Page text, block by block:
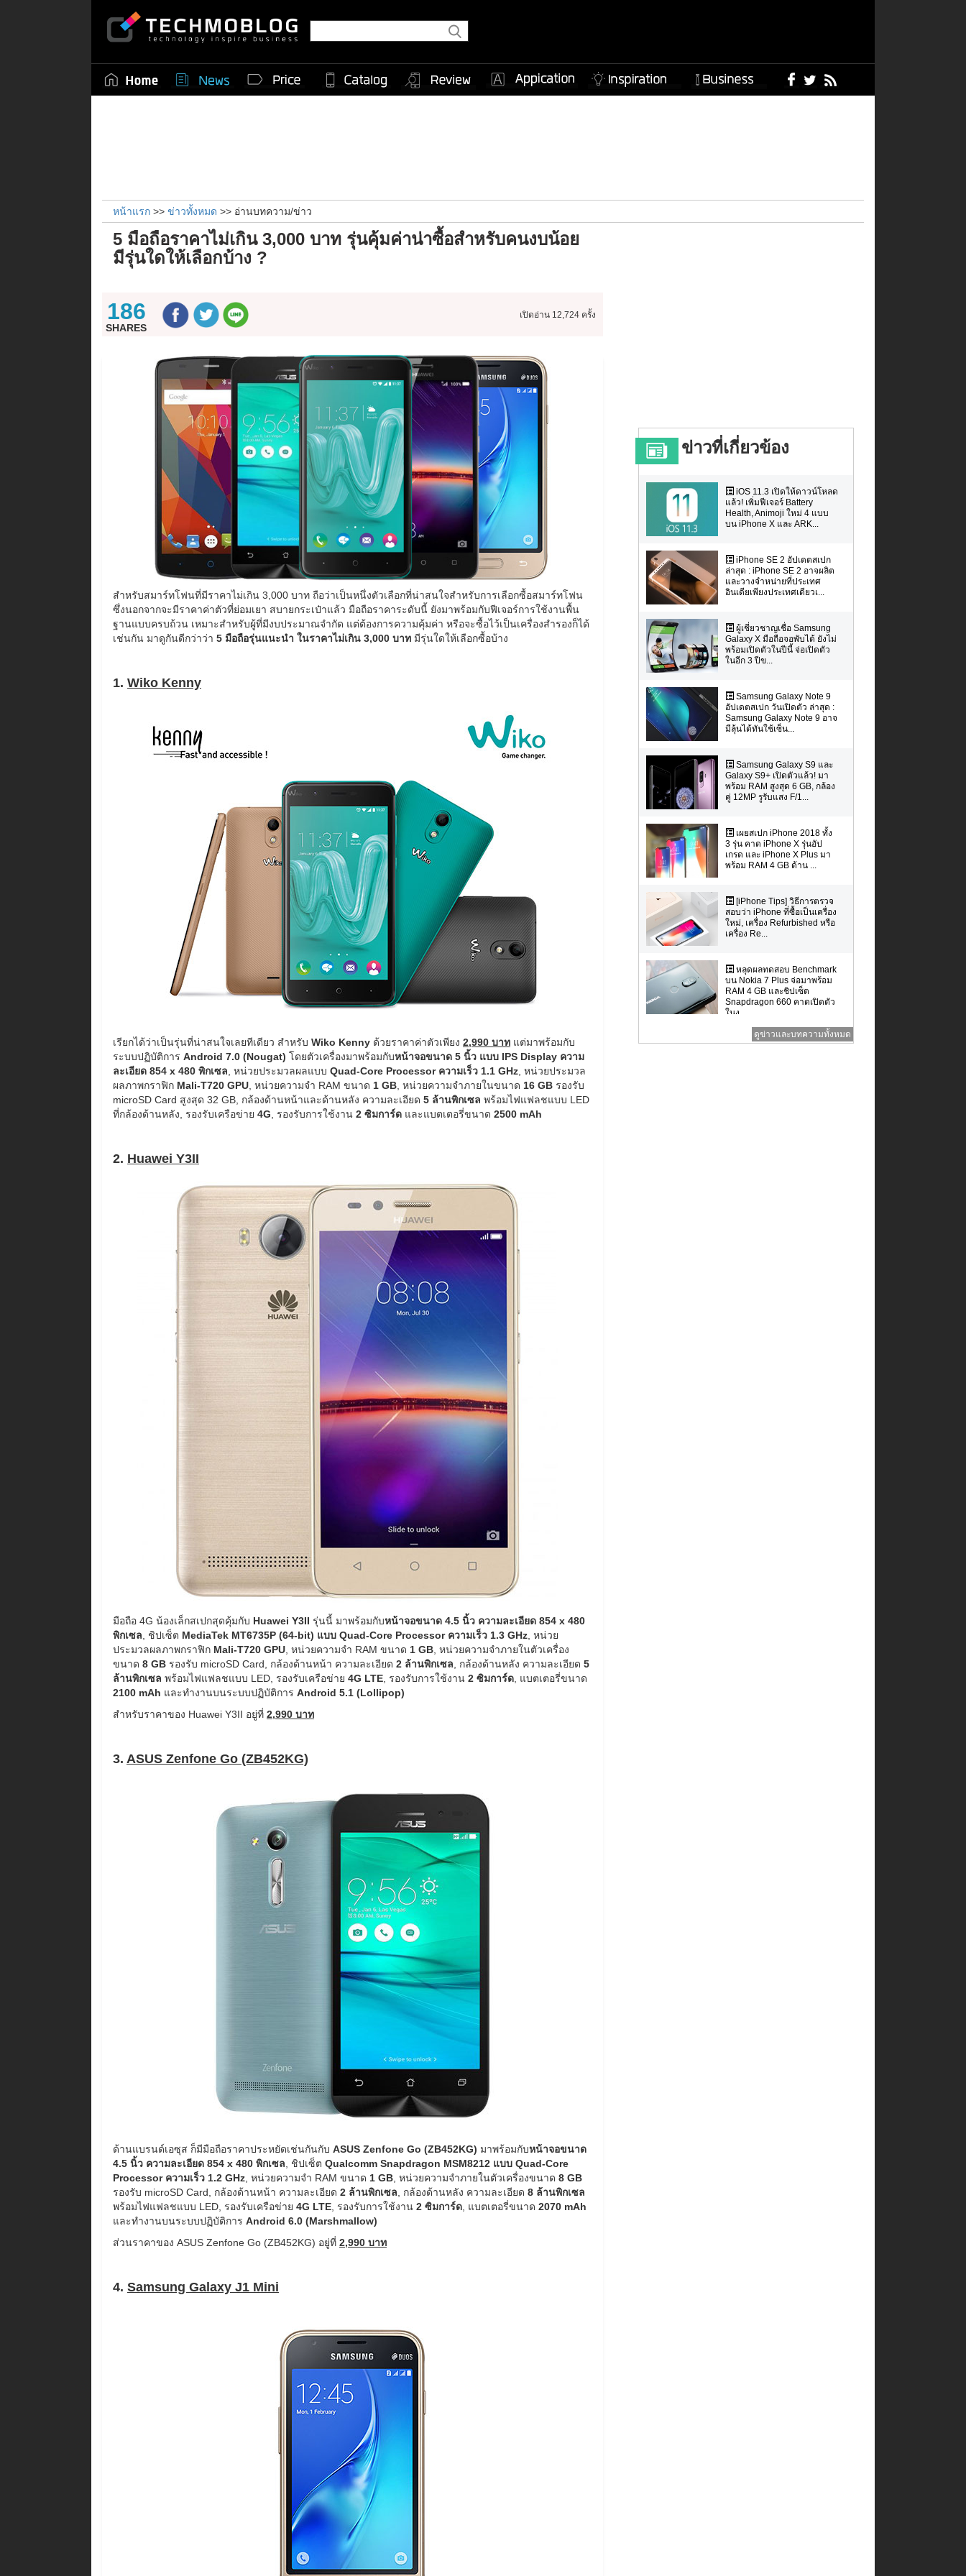
หน้าแรก >> ข่าวทั้งหมด >> อ่านบทความ/ข่าว
5 มือถือราคาไม่เกิน 3,000 บาท รุ่นคุ้มค่าน่าซื้อสำหรับคนงบน้อย
มีรุ่นใดให้เลือกบ้าง ?
186
SHARES
เปิดอ่าน 12,724 ครั้ง
สำหรับสมาร์ทโฟนที่มีราคาไม่เกิน 3,000 บาท ถือว่าเป็นหนึ่งตัวเลือกที่น่าสนใจสำหรับการเลือกซื้อสมาร์ทโฟน
ซึ่งนอกจากจะมีราคาค่าตัวที่ย่อมเยา สบายกระเป๋าแล้ว มือถือราคาระดับนี้ ยังมาพร้อมกับฟีเจอร์การใช้งานพื้น
ฐานแบบครบถ้วน เหมาะสำหรับผู้ที่มีงบประมาณจำกัด แต่ต้องการความคุ้มค่า หรือจะซื้อไว้เป็นเครื่องสำรองก็ได้
เช่นกัน มาดูกันดีกว่าว่า 5 มือถือรุ่นแนะนำ ในราคาไม่เกิน 3,000 บาท มีรุ่นใดให้เลือกซื้อบ้าง
1. Wiko Kenny
เรียกได้ว่าเป็นรุ่นที่น่าสนใจเลยทีเดียว สำหรับ Wiko Kenny ด้วยราคาค่าตัวเพียง 2,990 บาท แต่มาพร้อมกับ
ระบบปฏิบัติการ Android 7.0 (Nougat) โดยตัวเครื่องมาพร้อมกับหน้าจอขนาด 5 นิ้ว แบบ IPS Display ความ
ละเอียด 854 x 480 พิกเซล , หน่วยประมวลผลแบบ Quad-Core Processor ความเร็ว 1.1 GHz , หน่วยประมวล
ผลภาพกราฟิก Mali-T720 GPU , หน่วยความจำ RAM ขนาด 1 GB , หน่วยความจำภายในขนาด 16 GB รองรับ
microSD Card สูงสุด 32 GB, กล้องด้านหน้าและด้านหลัง ความละเอียด 5 ล้านพิกเซล พร้อมไฟแฟลชแบบ LED
ที่กล้องด้านหลัง, รองรับเครือข่าย 4G , รองรับการใช้งาน 2 ซิมการ์ด และแบตเตอรี่ขนาด 2500 mAh
2. Huawei Y3II
มือถือ 4G น้องเล็กสเปกสุดคุ้มกับ Huawei Y3II รุ่นนี้ มาพร้อมกับหน้าจอขนาด 4.5 นิ้ว ความละเอียด 854 x 480
พิกเซล , ชิปเซ็ต MediaTek MT6735P (64-bit) แบบ Quad-Core Processor ความเร็ว 1.3 GHz , หน่วย
ประมวลผลภาพกราฟิก Mali-T720 GPU , หน่วยความจำ RAM ขนาด 1 GB , หน่วยความจำภายในตัวเครื่อง
ขนาด 8 GB รองรับ microSD Card, กล้องด้านหน้า ความละเอียด 2 ล้านพิกเซล , กล้องด้านหลัง ความละเอียด 5
ล้านพิกเซล พร้อมไฟแฟลชแบบ LED, รองรับเครือข่าย 4G LTE , รองรับการใช้งาน 2 ซิมการ์ด , แบตเตอรี่ขนาด
2100 mAh และทำงานบนระบบปฏิบัติการ Android 5.1 (Lollipop)
สำหรับราคาของ Huawei Y3II อยู่ที่ 2,990 บาท
3. ASUS Zenfone Go (ZB452KG)
ด้านแบรนด์เอซุส ก็มีมือถือราคาประหยัดเช่นกันกับ ASUS Zenfone Go (ZB452KG) มาพร้อมกับหน้าจอขนาด
4.5 นิ้ว ความละเอียด 854 x 480 พิกเซล , ชิปเซ็ต Qualcomm Snapdragon MSM8212 แบบ Quad-Core
Processor ความเร็ว 1.2 GHz , หน่วยความจำ RAM ขนาด 1 GB , หน่วยความจำภายในตัวเครื่องขนาด 8 GB
รองรับ microSD Card, กล้องด้านหน้า ความละเอียด 2 ล้านพิกเซล , กล้องด้านหลัง ความละเอียด 8 ล้านพิกเซล
พร้อมไฟแฟลชแบบ LED, รองรับเครือข่าย 4G LTE , รองรับการใช้งาน 2 ซิมการ์ด , แบตเตอรี่ขนาด 2070 mAh
และทำงานบนระบบปฏิบัติการ Android 6.0 (Marshmallow)
ส่วนราคาของ ASUS Zenfone Go (ZB452KG) อยู่ที่ 2,990 บาท
4. Samsung Galaxy J1 Mini
ข่าวที่เกี่ยวข้อง
iOS 11.3 เปิดให้ดาวน์โหลด
แล้ว! เพิ่มฟีเจอร์ Battery
Health, Animoji ใหม่ 4 แบบ
บน iPhone X และ ARK...
iPhone SE 2 อัปเดตสเปก
ล่าสุด : iPhone SE 2 อาจผลิต
และวางจำหน่ายที่ประเทศ
อินเดียเพียงประเทศเดียวเ...
ผู้เชี่ยวชาญเชื่อ Samsung
Galaxy X มือถือจอพับได้ ยังไม่
พร้อมเปิดตัวในปีนี้ จ่อเปิดตัว
ในอีก 3 ปีข...
Samsung Galaxy Note 9
อัปเดตสเปก วันเปิดตัว ล่าสุด :
Samsung Galaxy Note 9 อาจ
มีลุ้นได้ทันใช้เซ็น...
Samsung Galaxy S9 และ
Galaxy S9+ เปิดตัวแล้ว! มา
พร้อม RAM สูงสุด 6 GB, กล้อง
คู่ 12MP รูรับแสง F/1...
เผยสเปก iPhone 2018 ทั้ง
3 รุ่น คาด iPhone X รุ่นอัป
เกรด และ iPhone X Plus มา
พร้อม RAM 4 GB ด้าน ...
[iPhone Tips] วิธีการตรวจ
สอบว่า iPhone ที่ซื้อเป็นเครื่อง
ใหม่, เครื่อง Refurbished หรือ
เครื่อง Re...
หลุดผลทดสอบ Benchmark
บน Nokia 7 Plus จ่อมาพร้อม
RAM 4 GB และชิปเซ็ต
Snapdragon 660 คาดเปิดตัว
ในง...
ดูข่าวและบทความทั้งหมด